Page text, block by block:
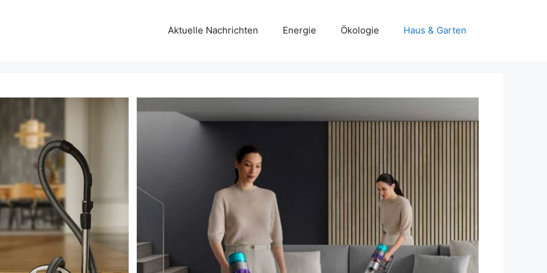
Aktuelle Nachrichten Energie Ökologie Haus & Garten